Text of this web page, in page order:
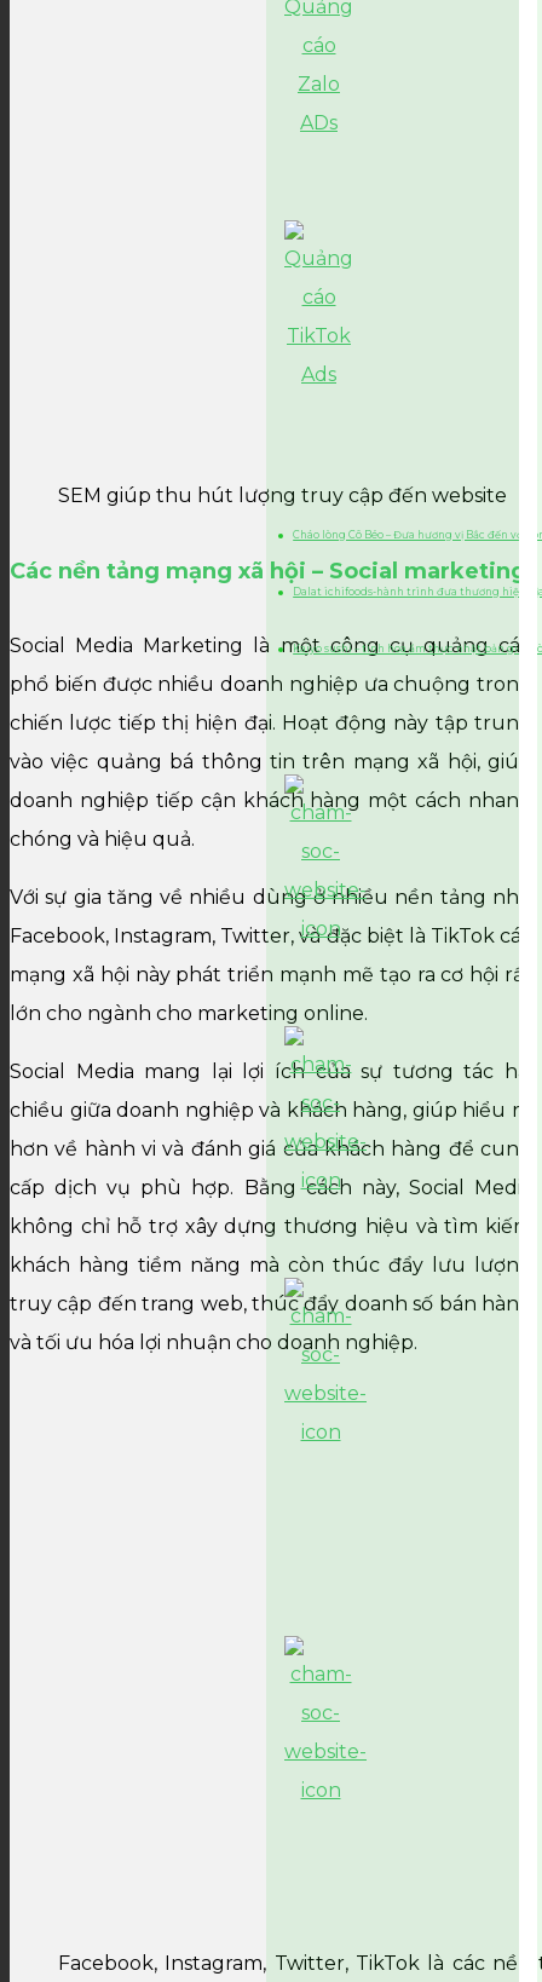
Cháo lòng Cô Béo – Đưa hương vị Bắc đến với
Dalat ichifoods-hành trình đưa thương hiệu
Kaiyo sushi – tinh hoa ẩm thực nhật bản giữa
SEM giúp thu hút lượng truy cập đến website
Các nền tảng mạng xã hội – Social marketing
Social Media Marketing là một công cụ quảng cáo
phổ biến được nhiều doanh nghiệp ưa chuộng trong
chiến lược tiếp thị hiện đại. Hoạt động này tập trung
vào việc quảng bá thông tin trên mạng xã hội, giúp
doanh nghiệp tiếp cận khách hàng một cách nhanh
chóng và hiệu quả.
Với sự gia tăng về nhiều dùng ở nhiều nền tảng như
Facebook, Instagram, Twitter, và đặc biệt là TikTok các
mạng xã hội này phát triển mạnh mẽ tạo ra cơ hội rất
lớn cho ngành cho marketing online.
Social Media mang lại lợi ích của sự tương tác hai
chiều giữa doanh nghiệp và khách hàng, giúp hiểu rõ
hơn về hành vi và đánh giá của khách hàng để cung
cấp dịch vụ phù hợp. Bằng cách này, Social Media
không chỉ hỗ trợ xây dựng thương hiệu và tìm kiếm
khách hàng tiềm năng mà còn thúc đẩy lưu lượng
truy cập đến trang web, thúc đẩy doanh số bán hàng
và tối ưu hóa lợi nhuận cho doanh nghiệp.
Facebook, Instagram, Twitter, TikTok là các